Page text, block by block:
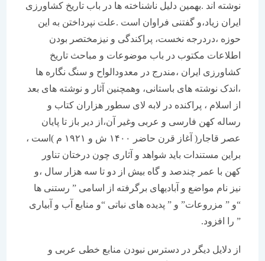
نوشته اند .بهمین دلیل ناشناخته ها در باب تاریخ کشاورزی
ایران زیاد،و گفتنی فراوان است .علت نپرداختن به این
حوزه ،دردرجه نخست، پراکندگی و نیزمختصر بودن
اطلاعات مکتوب در باب موضوعات و مباحث تاریخ
کشاورزی ایران ،مندرج در معدودالواح و سنگ نگاره ها
،اندک نوشته های باستانی، وهمچنین آثار و نوشته های بعد
از اسلام ، پراکنده در لابه لای سطور هزاران کتاب و
رساله کهن فارسی و عربی وغیر آن،از دیر باز تا پایان
عصر قاجار( آغاز قرن حاضر ۱۴۰۰ ش و ۱۹۲۱ م )است ،
براین مستندات باید شواهد و آثاری چون درختان تناور
کهن با عمر چندصد و گاه بیش از دو تا سه هزار سال ،و
نیز نام مواضع و آبادیهای برگرفته از اسامی ” رستنی ها
“و ” مزروعات” و ” پدیده های نباتی “و منابع آب و آبیاری
” را افزود.
از دلایل دیگر در دسترس نبودن منابع خطی عربی و